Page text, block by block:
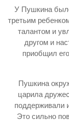
У Пушкина
третьим
талантом и
другом и
приобщил
Пушкина
царила
поддерживали
Это сильно